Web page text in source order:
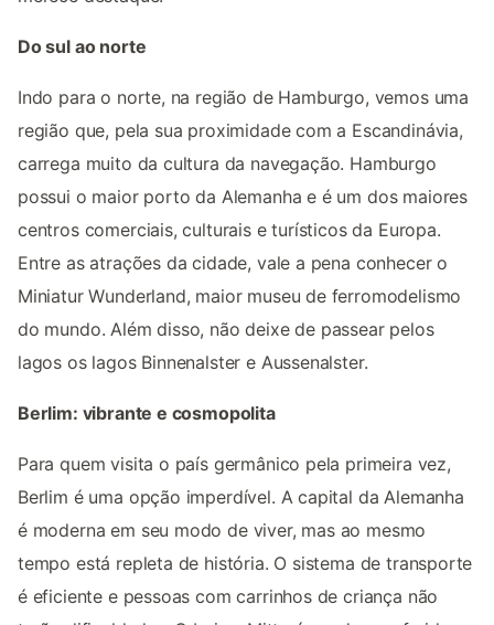
Do sul ao norte
Indo para o norte, na região de Hamburgo, vemos uma
região que, pela sua proximidade com a Escandinávia,
carrega muito da cultura da navegação. Hamburgo
possui o maior porto da Alemanha e é um dos maiores
centros comerciais, culturais e turísticos da Europa.
Entre as atrações da cidade, vale a pena conhecer o
Miniatur Wunderland, maior museu de ferromodelismo
do mundo. Além disso, não deixe de passear pelos
lagos os lagos Binnenalster e Aussenalster.
Berlim: vibrante e cosmopolita
Para quem visita o país germânico pela primeira vez,
Berlim é uma opção imperdível. A capital da Alemanha
é moderna em seu modo de viver, mas ao mesmo
tempo está repleta de história. O sistema de transporte
é eficiente e pessoas com carrinhos de criança não